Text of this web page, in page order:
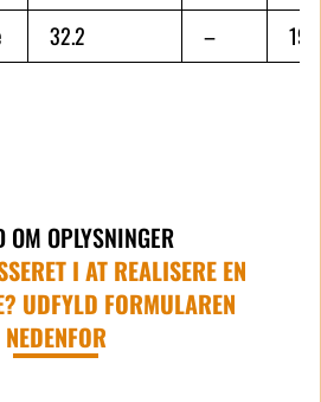
32.2 –
OM OPLYSNINGER
I AT REALISERE EN
UDFYLD FORMULAREN
NEDENFOR